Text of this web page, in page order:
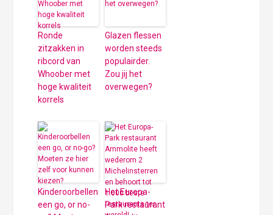
Ronde
zitzakken in
ribcord van
Whoober met
hoge kwaliteit
korrels
Glazen flessen
worden steeds
populairder.
Zou jij het
overwegen?
Kinderoorbellen
een go, or no-
Het Europa-
Park restaurant